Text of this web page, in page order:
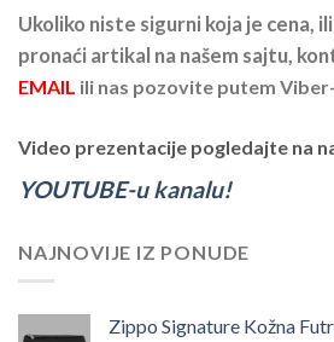
Ukoliko niste sigurni koja je cena,
pronaći artikal na našem sajtu,
EMAIL ili nas pozovite putem
Video prezentacije pogledajte na
YOUTUBE-u kanalu!
NAJNOVIJE IZ PONUDE
Zippo Signature Kožna